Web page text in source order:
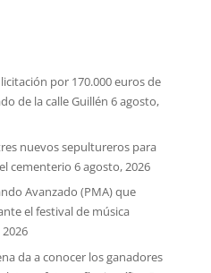
por 170.000 euros de
de la calle Guillén 6 agosto,
nuevos sepultureros para
cementerio 6 agosto, 2026
Avanzado (PMA) que
el festival de música
da a conocer los ganadores